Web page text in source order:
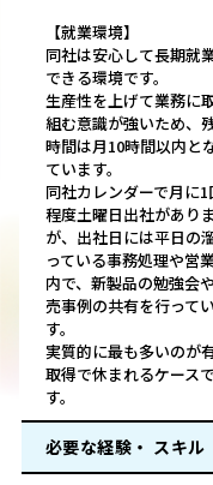
【就業環境】
同社は安心して長期就
できる環境です。
生産性を上げて業務に
組む意識が強いため、
時間は月10時間以内と
ています。
同社カレンダーで月に1
程度土曜日出社があり
が、出社日には平日の
っている事務処理や営
内で、新製品の勉強会
売事例の共有を行って
す。
実質的に最も多いのが
取得で休まれるケースで
す。
必要な経験・ スキル